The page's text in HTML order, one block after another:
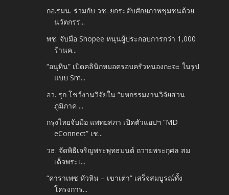
กอ.รมน. ร่วมกับ วช. ยกระดับศักยภาพชุมชนด้วย
นวัตกรร...
พช. จับมือ Shopee หนุนผู้ประกอบการกว่า 1,000
ร้านค...
“อนุทิน” เปิดคลินิกหมอครอบครัวหนองกะจะ ในรูป
แบบ Sm...
อว. รุก โชว์งานวิจัยใน “มหกรรมงานวิจัยส่วน
ภูมิภาค ...
กรุงไทยจับมือ แพทยสภา เปิดตัวแอปฯ “MD
eConnect” เช...
วธ. จัดพิธีเจริญพระพุทธมนต์ ถวายพระกุศล สม
เด็จพระเ...
“คาราเพซ หัวหิน – เขาเต่า” เสร็จสมบูรณ์ทั้ง
โครงการ...